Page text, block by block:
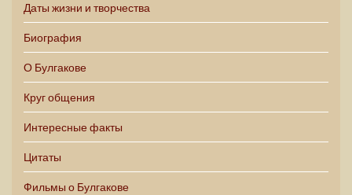
Даты жизни и творчества
Биография
О Булгакове
Круг общения
Интересные факты
Цитаты
Фильмы о Булгакове